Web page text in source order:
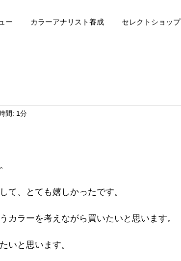
ー カラーアナリスト養成 セレクトショップ
間: 1分
て、とても嬉しかったです。
カラーを考えながら買いたいと思います。
いと思います。